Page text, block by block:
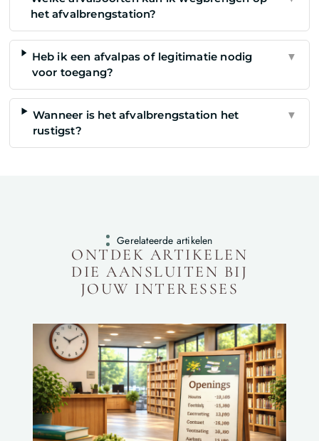
het afvalbrengstation?
Heb ik een afvalpas of legitimatie nodig
voor toegang?
▼
Wanneer is het afvalbrengstation het
rustigst?
▼
Gerelateerde artikelen
ONTDEK ARTIKELEN
DIE AANSLUITEN BIJ
JOUW INTERESSES